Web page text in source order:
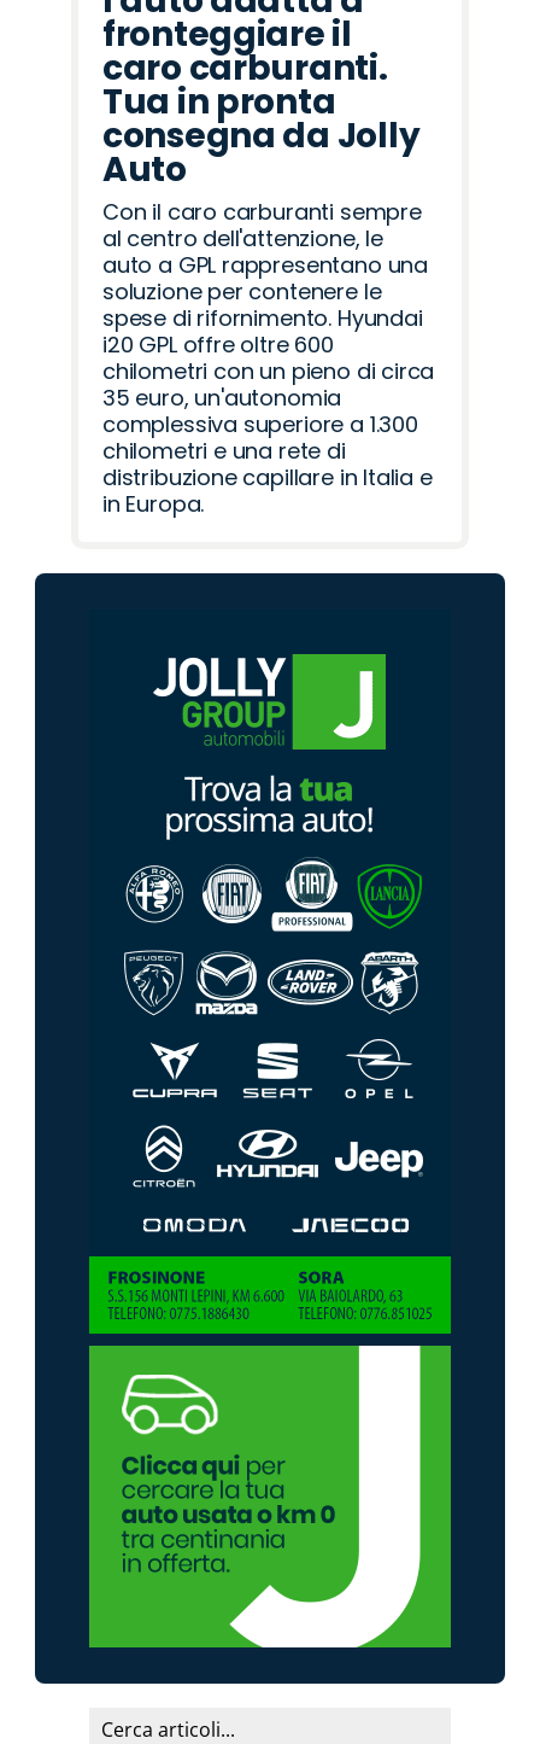
fronteggiare il
caro carburanti.
Tua in pronta
consegna da Jolly
Auto
Con il caro carburanti sempre
al centro dell'attenzione, le
auto a GPL rappresentano una
soluzione per contenere le
spese di rifornimento. Hyundai
i20 GPL offre oltre 600
chilometri con un pieno di circa
35 euro, un'autonomia
complessiva superiore a 1.300
chilometri e una rete di
distribuzione capillare in Italia e
in Europa.